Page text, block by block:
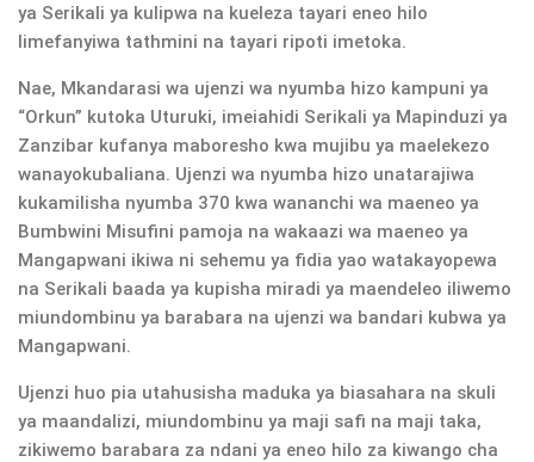
ya Serikali ya kulipwa na kueleza tayari eneo hilo
limefanyiwa tathmini na tayari ripoti imetoka.
Nae, Mkandarasi wa ujenzi wa nyumba hizo kampuni ya
“Orkun” kutoka Uturuki, imeiahidi Serikali ya Mapinduzi ya
Zanzibar kufanya maboresho kwa mujibu ya maelekezo
wanayokubaliana. Ujenzi wa nyumba hizo unatarajiwa
kukamilisha nyumba 370 kwa wananchi wa maeneo ya
Bumbwini Misufini pamoja na wakaazi wa maeneo ya
Mangapwani ikiwa ni sehemu ya fidia yao watakayopewa
na Serikali baada ya kupisha miradi ya maendeleo iliwemo
miundombinu ya barabara na ujenzi wa bandari kubwa ya
Mangapwani.
Ujenzi huo pia utahusisha maduka ya biasahara na skuli
ya maandalizi, miundombinu ya maji safi na maji taka,
zikiwemo barabara za ndani ya eneo hilo za kiwango cha